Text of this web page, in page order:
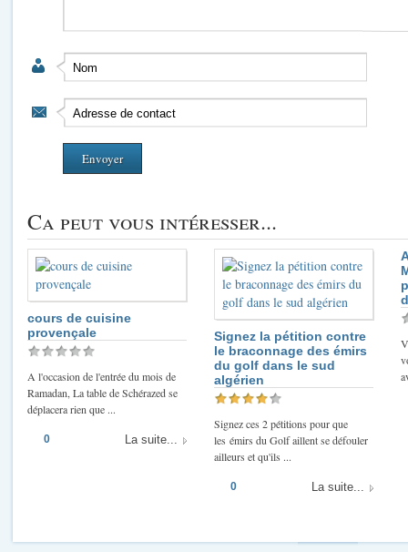
Ca peut vous intéresser...
cours de cuisine
provençale
A l'occasion de l'entrée du mois de
Ramadan, La table de Schérazed se
déplacera rien que ...
0 La suite...
Signez la pétition contre
le braconnage des émirs
du golf dans le sud
algérien
Signez ces 2 pétitions pour que
les émirs du Golf aillent se défouler
ailleurs et qu'ils ...
0 La suite...